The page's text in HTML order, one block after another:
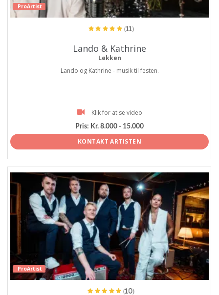
ProArtist
(11)
Lando & Kathrine
Løkken
Lando og Kathrine - musik til festen.
Klik for at se video
Pris: Kr. 8.000 - 15.000
KONTAKT ARTISTEN
ProArtist
(10)